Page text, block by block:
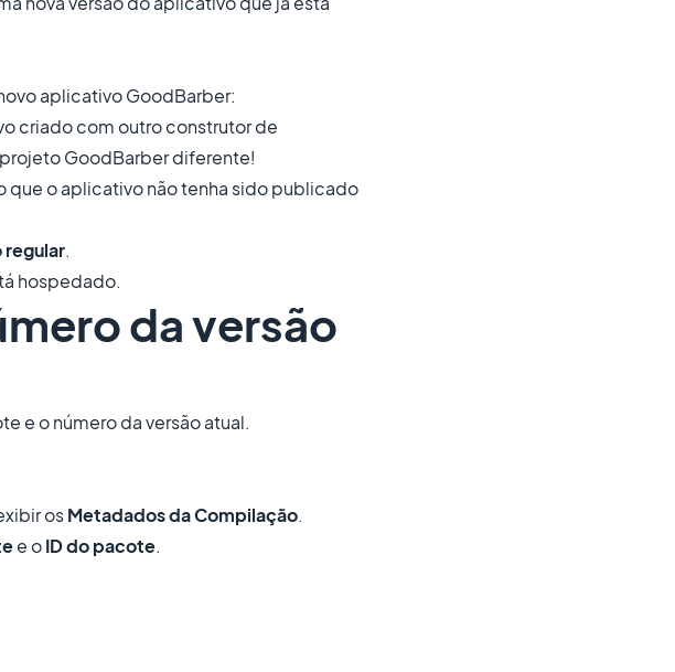
aplicativo GoodBarber:
criado com outro construtor de
GoodBarber diferente!
que o aplicativo não tenha sido publicado
regular.
hospedado.
da versão
e o número da versão atual.
osMetadados da Compilação.
e oID do pacote.